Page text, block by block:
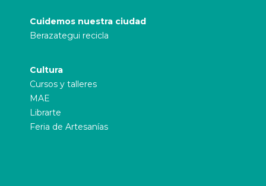
Cuidemos nuestra ciudad
Berazategui recicla
Cultura
Cursos y talleres
MAE
Librarte
Feria de Artesanías